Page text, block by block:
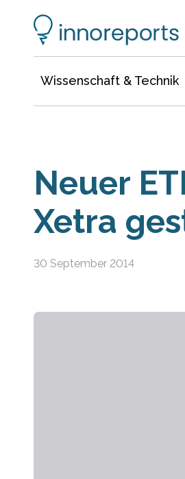
Wissenschaft & Technik
Neuer
Xetra
30 September 2014